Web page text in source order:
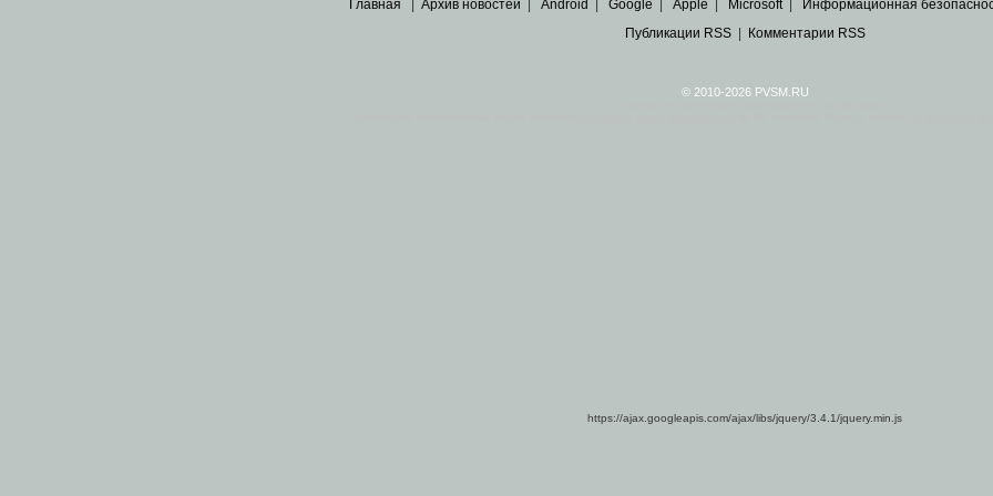
Главная Архив новостей Android Google Apple Microsoft| Информационная
Публикации RSS| Комментарии RSS
© 2010-2026 PVSM.RU
https://ajax.googleapis.com/ajax/libs/jquery/3.4.1/jquery.min.js